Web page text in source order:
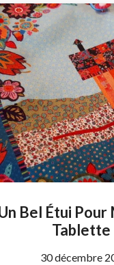
Bel Étui Pour
Tablette
by
30 décembre